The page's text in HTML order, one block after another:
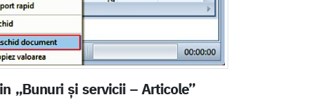
„Bunuri și servicii – Articole”